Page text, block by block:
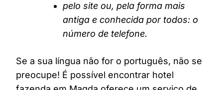
pelo site ou, pela forma mais
antiga e conhecida por todos: o
número de telefone.
Se a sua língua não for o português, não se
preocupe! É possível encontrar hotel